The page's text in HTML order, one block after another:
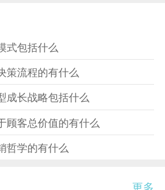
式包括什么
策流程的有什么
成长战略包括什么
顾客总价值的有什么
哲学的有什么
更多